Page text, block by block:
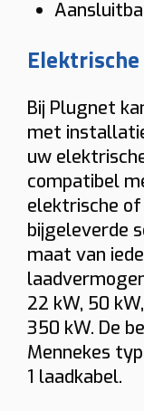
Bij Plugnet
met
uw
compatibel
elektrische of
bijgeleverde
maat van
22 kW, 50
350 kW. De
Mennekes
1 laadkabel.
Ja Nee
Voorkomt dat de
Meter
Digitale meter
BTW thuis
Woning ≥10 jaar
Alleen bij “Thuis”.
Gewenste functies
Solar laden
Socket Smart